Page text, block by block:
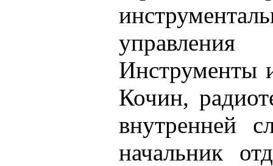
Инструменты
Кочин,
внутренней
начальник